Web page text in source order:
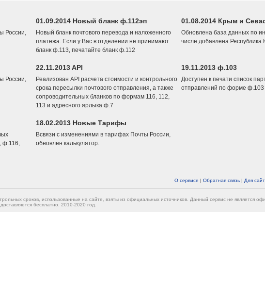
России,
01.09.2014 Новый бланк ф.112эп
Новый бланк почтового перевода и наложенного
платежа. Если у Вас в отделении не принимают
бланк ф.113, печатайте бланк ф.112
01.08.2014 Крым и
Обновлена база данных по
числе добавлена
России,
22.11.2013 API
Реализован API расчета стоимости и контрольного
срока пересылки почтового отправления, а также
сопроводительных бланков по формам 116, 112,
113 и адресного ярлыка ф.7
19.11.2013 ф.103
Доступен к печати список
отправлений по форме ф.103
ф.116,
18.02.2013 Новые Тарифы
Всвязи с изменениями в тарифах Почты России,
обновлен калькулятор.
О сервисе | Обратная связь | Для
сроков, использованные на сайте, взяты из официальных источников. Данный сервис не является
бесплатно. 2010-2020 год.